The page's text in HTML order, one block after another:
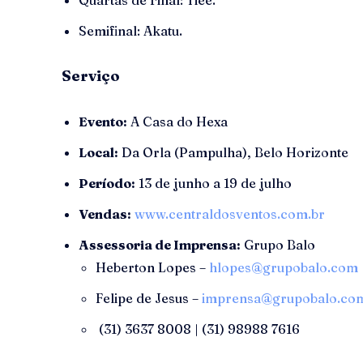
Semifinal: Akatu.
Serviço
Evento: A Casa do Hexa
Local: Da Orla (Pampulha), Belo Horizonte
Período: 13 de junho a 19 de julho
Vendas: www.centraldosventos.com.br
Assessoria de Imprensa: Grupo Balo
Heberton Lopes – hlopes@grupobalo.com
Felipe de Jesus –
(31) 3637 8008 | (31) 98988 7616